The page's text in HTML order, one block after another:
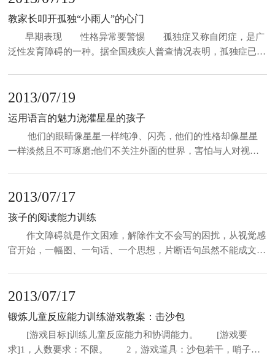
感上的共鸣。教学中，教师要根据这
教家长叩开孤独“小雨人”的心门
早期表现 性格异常要警惕 孤独症又称自闭症，是广
泛性发育障碍的一种。据全国残疾人普查情况表明，孤独症已是
而不闻”、“视而不见”。2.人际关系障碍，如跟人不亲，不关心
2013/07/19
运用语言的魅力浇灌星星的孩子
他们的眼睛像星星一样纯净、闪亮，他们的性格却像星星
一样淡然且不可琢磨;他们不关注外面的世界，害怕与人对视交
们则被称为自闭症儿童。 孩子的冷漠他们
2013/07/17
孩子的阅读能力训练
作文障碍就是作文困难，解除作文不会写的困扰，从视觉感
官开始，一幅图、一句话、一个思想，片断语句虽然不能成文
了孩子的作文不会写，思考过我的孩子会说话为什么不会作文，
会产生哪些看不见的学习障碍呢？ 如果孩子的作文让你担
忧，你会认为
2013/07/17
锻炼儿童反应能力训练游戏教案：击沙包
[游戏目标]训练儿童反应能力和协调能力。 [游戏要
求]1，人数要求：不限。 2，游戏道具：沙包若干，哨子一